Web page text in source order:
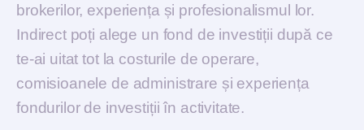
brokerilor, experiența și profesionalismul lor.
Indirect poți alege un fond de investiții după ce
te-ai uitat tot la costurile de operare,
comisioanele de administrare și experiența
fondurilor de investiții în activitate.